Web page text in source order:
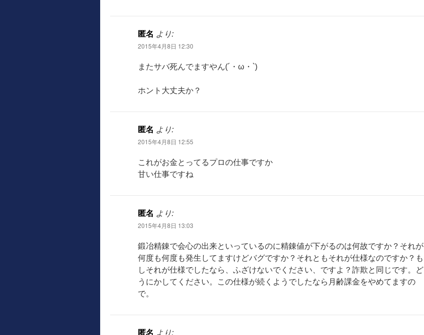
匿名 より:
2015年4月8日 12:30
またサバ死んでますやん(´・ω・`)
ホント大丈夫か？
匿名 より:
2015年4月8日 12:55
これがお金とってるプロの仕事ですか
甘い仕事ですね
匿名 より:
2015年4月8日 13:03
鍛冶精錬で会心の出来といっているのに精錬値が下がるのは何故ですか？それが
何度も何度も発生してますけどバグですか？それともそれが仕様なのですか？も
しそれが仕様でしたなら、ふざけないでください、ですよ？詐欺と同じです。ど
うにかしてください。この仕様が続くようでしたなら月齢課金をやめてますの
で。
匿名 より: